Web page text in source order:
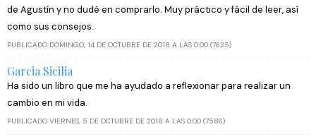
de Agustín y no dudé en comprarlo. Muy práctico y fácil de leer, así
como sus consejos.
PUBLICADO DOMINGO, 14 DE OCTUBRE DE 2018 A LAS 0:00 (7625)
Garcia Sicilia
Ha sido un libro que me ha ayudado a reflexionar para realizar un
cambio en mi vida.
PUBLICADO VIERNES, 5 DE OCTUBRE DE 2018 A LAS 0:00 (7586)